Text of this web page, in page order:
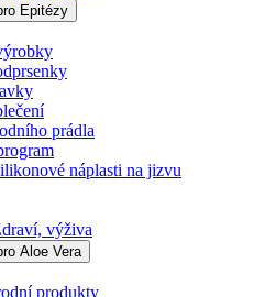
Epitézy
prádla
náplasti na jizvu
výživa
Aloe Vera
produkty